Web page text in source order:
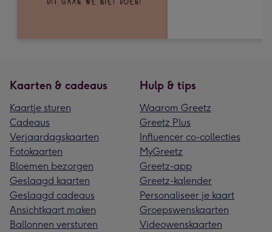
Kaarten & cadeaus
Kaartje sturen
Cadeaus
Verjaardagskaarten
Fotokaarten
Bloemen bezorgen
Geslaagd kaarten
Geslaagd cadeaus
Ansichtkaart maken
Ballonnen versturen
Hulp & tips
Waarom Greetz
Greetz Plus
Influencer co-collecties
MyGreetz
Greetz-app
Greetz-kalender
Personaliseer je kaart
Groepswenskaarten
Videowenskaarten